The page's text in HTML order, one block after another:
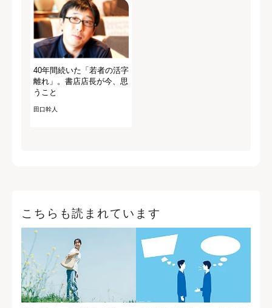
40年間続いた「若者の活字
離れ」。書店店長が今、思
うこと
田口幹人
こちらも読まれています